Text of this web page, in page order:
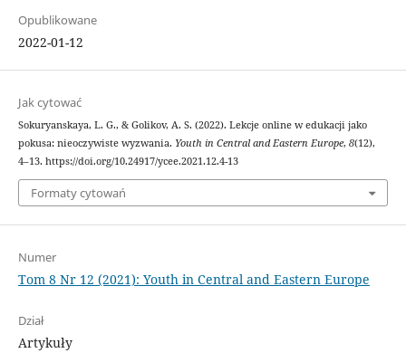
Opublikowane
2022-01-12
Jak cytować
Sokuryanskaya, L. G., & Golikov, A. S. (2022). Lekcje online w edukacji jako
pokusa: nieoczywiste wyzwania. Youth in Central and Eastern Europe, 8(12),
4–13. https://doi.org/10.24917/ycee.2021.12.4-13
Formaty cytowań
Numer
Tom 8 Nr 12 (2021): Youth in Central and Eastern Europe
Dział
Artykuły